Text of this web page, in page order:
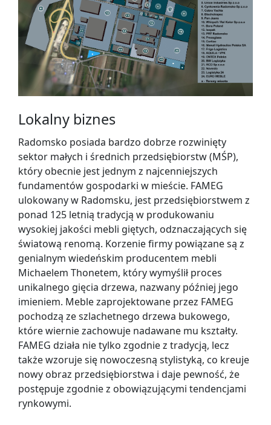
Lokalny biznes
Radomsko posiada bardzo dobrze rozwinięty
sektor małych i średnich przedsiębiorstw (MŚP),
który obecnie jest jednym z najcenniejszych
fundamentów gospodarki w mieście. FAMEG
ulokowany w Radomsku, jest przedsiębiorstwem z
ponad 125 letnią tradycją w produkowaniu
wysokiej jakości mebli giętych, odznaczających się
światową renomą. Korzenie firmy powiązane są z
genialnym wiedeńskim producentem mebli
Michaelem Thonetem, który wymyślił proces
unikalnego gięcia drzewa, nazwany później jego
imieniem. Meble zaprojektowane przez FAMEG
pochodzą ze szlachetnego drzewa bukowego,
które wiernie zachowuje nadawane mu kształty.
FAMEG działa nie tylko zgodnie z tradycją, lecz
także wzoruje się nowoczesną stylistyką, co kreuje
nowy obraz przedsiębiorstwa i daje pewność, że
postępuje zgodnie z obowiązującymi tendencjami
rynkowymi.